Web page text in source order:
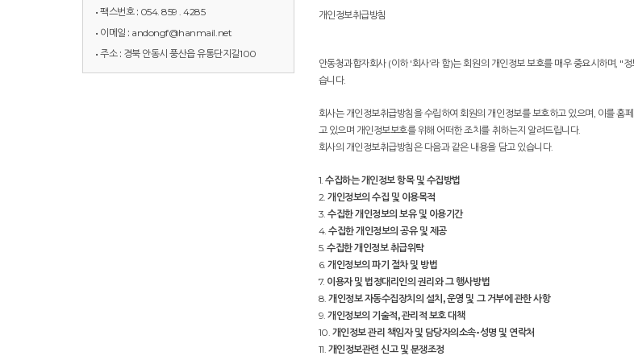
• 팩스번호 : 054. 859 . 4285
• 이메일 : andongf@hanmail.net
• 주소 : 경북 안동시 풍산읍 유통단지길100
개인정보취급방침
안동청과합자회사 (이하 '회사’라 함)는 회원의 개인정보 보호를 매우 중요시하며,
습니다.
회사는 개인정보취급방침을 수립하여 회원의 개인정보를 보호하고 있으며, 이를
고 있으며 개인정보보호를 위해 어떠한 조치를 취하는지 알려드립니다.
회사의 개인정보취급방침은 다음과 같은 내용을 담고 있습니다.
1.수집하는 개인정보 항목 및 수집방법
2.개인정보의 수집 및 이용목적
3. 수집한 개인정보의 보유 및 이용기간
4.수집한 개인정보의 공유 및 제공
5.수집한 개인정보 취급위탁
6.개인정보의 파기 절차 및 방법
7. 이용자 및 법정대리인의 권리와 그 행사방법
8.개인정보 자동수집장치의 설치, 운영 및 그 거부에 관한 사항
9. 개인정보의 기술적, 관리적 보호 대책
10. 개인정보 관리 책임자 및 담당자의소속-성명 및 연락처
11. 개인정보관련 신고 및 분쟁조정